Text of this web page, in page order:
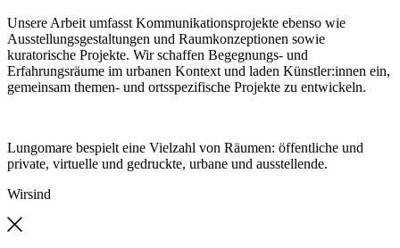
Unsere Arbeit umfasst Kommunikationsprojekte ebenso wie
Ausstellungsgestaltungen und Raumkonzeptionen sowie
kuratorische Projekte. Wir schaffen Begegnungs- und
Erfahrungsräume im urbanen Kontext und laden Künstler:innen ein,
gemeinsam themen- und ortsspezifische Projekte zu entwickeln.
Lungomare bespielt eine Vielzahl von Räumen: öffentliche und
private, virtuelle und gedruckte, urbane und ausstellende.
Wirsind